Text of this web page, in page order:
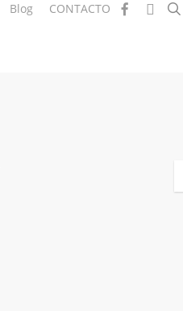
Blog CONTACTO facebookinstagram